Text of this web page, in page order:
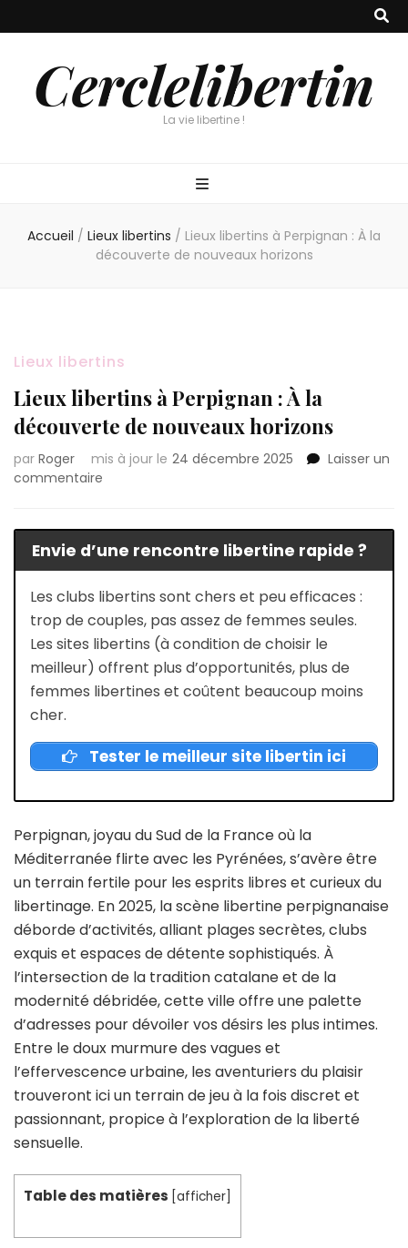
Cerclelibertin
La vie libertine !
Accueil / Lieux libertins / Lieux libertins à Perpignan : À la
découverte de nouveaux horizons
Lieux libertins
Lieux libertins à Perpignan : À la
découverte de nouveaux horizons
par Roger mis à jour le 24 décembre 2025
Laisser un
commentaire
à
Perpignan
:
À
découverte
de
nouveaux
horizons
Envie d’une rencontre libertine rapide ?
Les clubs libertins sont chers et peu efficaces :
trop de couples, pas assez de femmes seules.
Les sites libertins (à condition de choisir le
meilleur) offrent plus d’opportunités, plus de
femmes libertines et coûtent beaucoup moins
cher.
Tester le meilleur site libertin ici
Perpignan, joyau du Sud de la France où la
Méditerranée flirte avec les Pyrénées, s’avère être
un terrain fertile pour les esprits libres et curieux du
libertinage. En 2025, la scène libertine perpignanaise
déborde d’activités, alliant plages secrètes, clubs
exquis et espaces de détente sophistiqués. À
l’intersection de la tradition catalane et de la
modernité débridée, cette ville offre une palette
d’adresses pour dévoiler vos désirs les plus intimes.
Entre le doux murmure des vagues et
l’effervescence urbaine, les aventuriers du plaisir
trouveront ici un terrain de jeu à la fois discret et
passionnant, propice à l’exploration de la liberté
sensuelle.
Table des matières [afficher]